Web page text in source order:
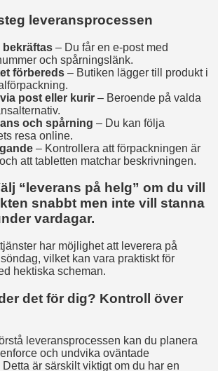
leveransprocessen
bekräftas– Du får en e‑post med
och spårningslänk.
förbereds– Butiken lägger till produkt i
post eller kurir– Beroende på valda
och spårning – Du kan följa
resa online.
– Kontrollera att förpackningen är
att tabletten matchar beskrivningen.
“leverans på helg” om du vill
snabbt men inte vill stanna
vardagar.
har möjlighet att leverera på
vilket kan vara praktiskt för
hektiska scheman.
det för dig? Kontroll över
leveransprocessen kan du planera
och undvika oväntade
är särskilt viktigt om du har en